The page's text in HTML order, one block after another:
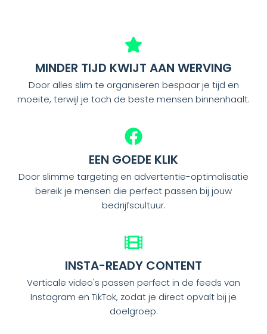
MINDER TIJD KWIJT AAN WERVING
Door alles slim te organiseren bespaar je tijd en
moeite, terwijl je toch de beste mensen binnenhaalt.
EEN GOEDE KLIK
Door slimme targeting en advertentie-optimalisatie
bereik je mensen die perfect passen bij jouw
bedrijfscultuur.
INSTA-READY CONTENT
Verticale video's passen perfect in de feeds van
Instagram en TikTok, zodat je direct opvalt bij je
doelgroep.